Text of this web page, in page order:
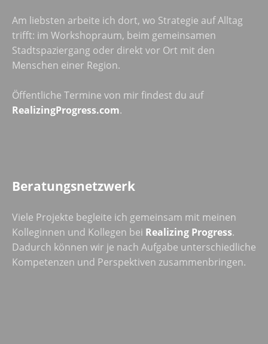
Am liebsten arbeite ich dort, wo Strategie auf Alltag
trifft: im Workshopraum, beim gemeinsamen
Stadtspaziergang oder direkt vor Ort mit den
Menschen einer Region.
Öffentliche Termine von mir findest du auf
RealizingProgress.com.
Beratungsnetzwerk
Viele Projekte begleite ich gemeinsam mit meinen
Kolleginnen und Kollegen bei Realizing Progress.
Dadurch können wir je nach Aufgabe unterschiedliche
Kompetenzen und Perspektiven zusammenbringen.